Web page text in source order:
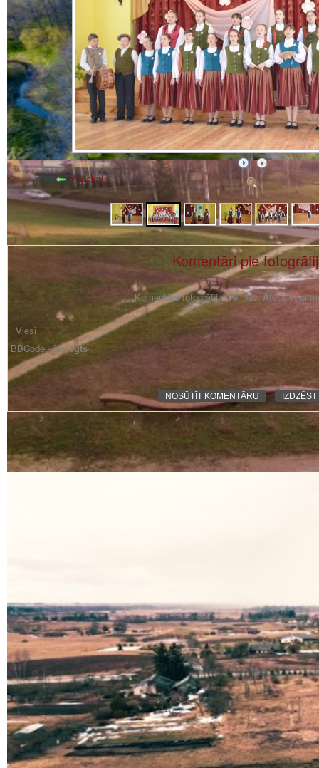
Atpakaļ
Komentāri pie
Komentāra fotogrāfijai vēl nav. Atstājiet
BBCode -izslēgts